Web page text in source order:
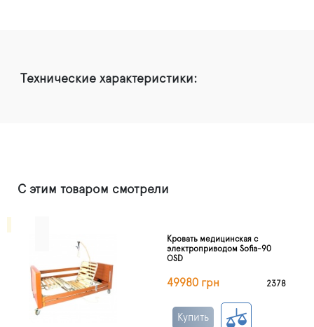
Технические характеристики:
С этим товаром смотрели
Кровать медицинская с
электроприводом Sofia-90
OSD
49980 грн 2378
Купить